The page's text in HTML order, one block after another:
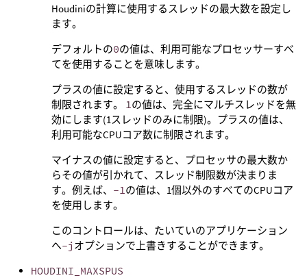
Houdiniの計算に使用するスレッドの最大数を設定し
ます。
デフォルトの0の値は、利用可能なプロセッサーすべ
てを使用することを意味します。
プラスの値に設定すると、使用するスレッドの数が
制限されます。
1 の値は、完全にマルチスレッドを無
効にします(1スレッドのみに制限)。プラスの値は、
利用可能なCPUコア数に制限されます。
マイナスの値に設定すると、プロセッサの最大数か
らその値が引かれて、スレッド制限数が決まりま
す。例えば、 -1 の値は、1個以外のすべてのCPUコア
を使用します。
このコントロールは、たいていのアプリケーション
へ-j オプションで上書きすることができます。
HOUDINI_MAXSPUS